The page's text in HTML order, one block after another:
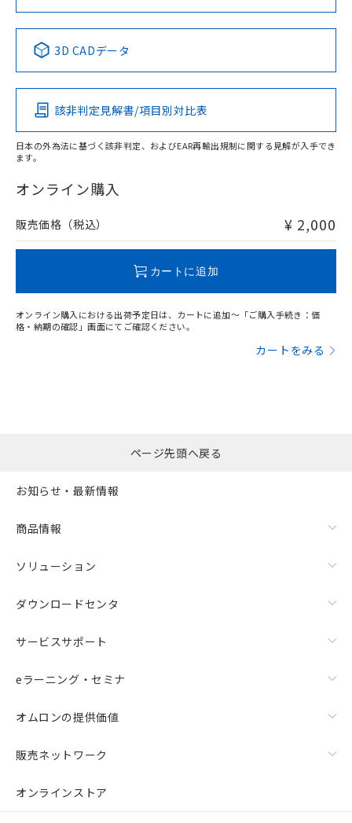
Pb Hg Cd Cr(VI)
O
在庫等で未対応品が混在する可能性があります。
問い合わせください。
3D CADデータ
該非判定見解書/項目別対比表
日本の外為法に基づく該非判定、およびEAR再輸出規制に関する見解が入手でき
ます。
オンライン購入
販売価格（税込） ¥ 2,000
カートに追加
オンライン購入における出荷予定日は、カートに追加～「ご購入手続き：価
格・納期の確認」画面にてご確認ください。
カートをみる
ページ先頭へ戻る
お知らせ・最新情報
商品情報
ソリューション
ダウンロードセンタ
サービスサポート
eラーニング・セミナ
オムロンの提供価値
販売ネットワーク
オンラインストア